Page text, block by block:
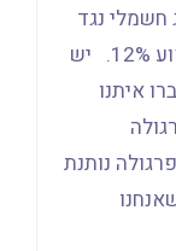
חשמלי נגד
שמש ונגד מים חזקה ברוחות.עם שיפוע 12%. יש
איתנו
נותנת